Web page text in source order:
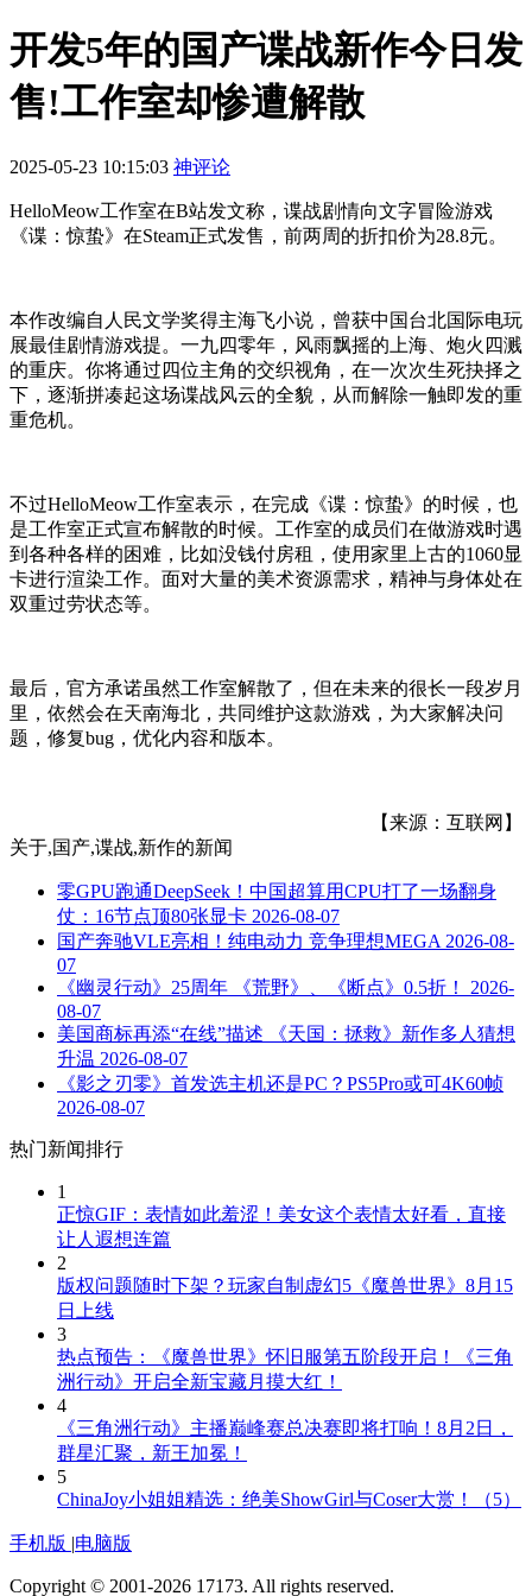
开发5年的国产谍战新作今日发
售!工作室却惨遭解散
2025-05-23 10:15:03 神评论
HelloMeow工作室在B站发文称，谍战剧情向文字冒险游戏
《谍：惊蛰》在Steam正式发售，前两周的折扣价为28.8元。
本作改编自人民文学奖得主海飞小说，曾获中国台北国际电玩
展最佳剧情游戏提。一九四零年，风雨飘摇的上海、炮火四溅
的重庆。你将通过四位主角的交织视角，在一次次生死抉择之
下，逐渐拼凑起这场谍战风云的全貌，从而解除一触即发的重
重危机。
不过HelloMeow工作室表示，在完成《谍：惊蛰》的时候，也
是工作室正式宣布解散的时候。工作室的成员们在做游戏时遇
到各种各样的困难，比如没钱付房租，使用家里上古的1060显
卡进行渲染工作。面对大量的美术资源需求，精神与身体处在
双重过劳状态等。
最后，官方承诺虽然工作室解散了，但在未来的很长一段岁月
里，依然会在天南海北，共同维护这款游戏，为大家解决问
题，修复bug，优化内容和版本。
【来源：互联网】
关于,国产,谍战,新作的新闻
零GPU跑通DeepSeek！中国超算用CPU打了一场翻身
仗：16节点顶80张显卡 2026-08-07
国产奔驰VLE亮相！纯电动力 竞争理想MEGA 2026-08-
07
《幽灵行动》25周年 《荒野》、《断点》0.5折！
2026-
08-07
美国商标再添“在线”描述 《天国：拯救》新作多人猜想
升温 2026-08-07
《影之刃零》首发选主机还是PC？PS5Pro或可4K60帧
2026-08-07
热门新闻排行
1
正惊GIF：表情如此羞涩！美女这个表情太好看，直接
让人遐想连篇
2
版权问题随时下架？玩家自制虚幻5《魔兽世界》8月15
日上线
3
热点预告：《魔兽世界》怀旧服第五阶段开启！《三角
洲行动》开启全新宝藏月摸大红！
4
《三角洲行动》主播巅峰赛总决赛即将打响！8月2日，
群星汇聚，新王加冕！
5
ChinaJoy小姐姐精选：绝美ShowGirl与Coser大赏！（5）
手机版 |电脑版
Copyright © 2001-2026 17173. All rights reserved.